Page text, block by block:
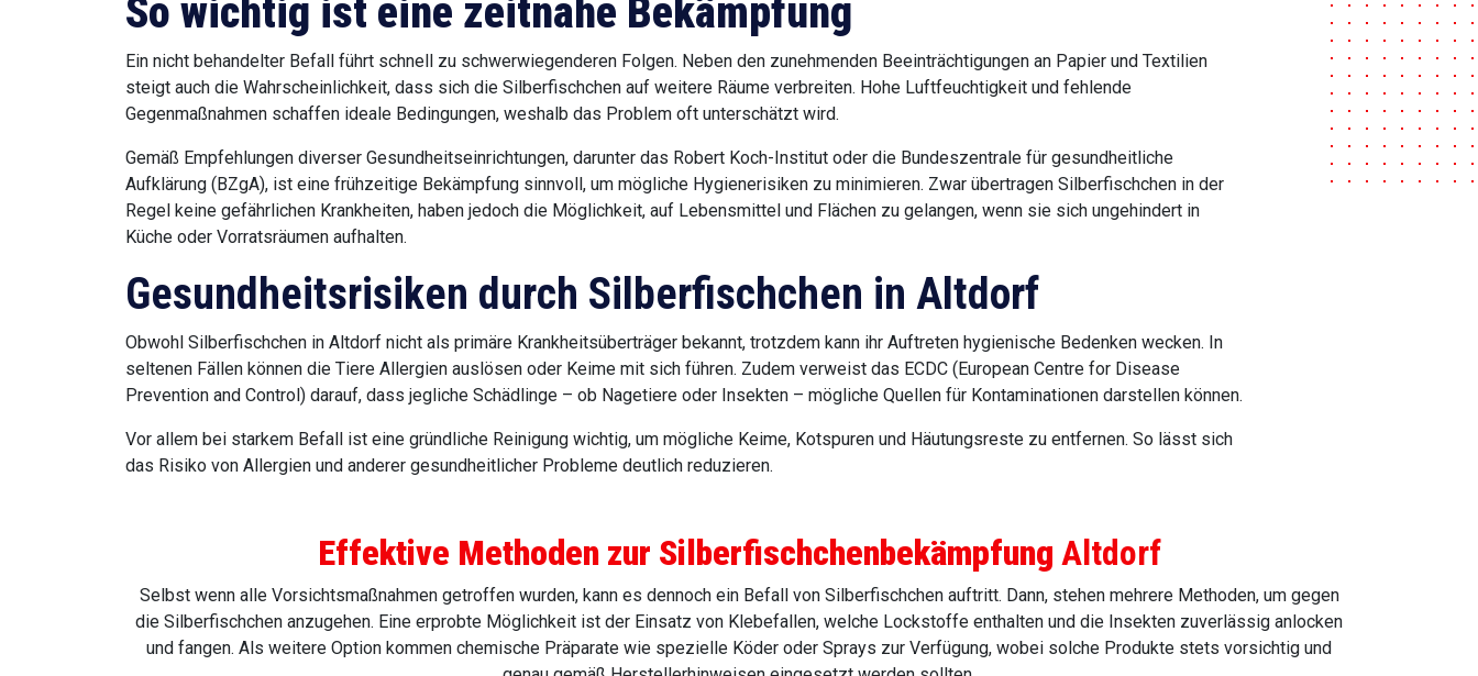
So wichtig ist eine zeitnahe Bekämpfung
Ein nicht behandelter Befall führt schnell zu schwerwiegenderen Folgen. Neben den zunehmenden Beeinträchtigungen an Papier und Textilien
steigt auch die Wahrscheinlichkeit, dass sich die Silberfischchen auf weitere Räume verbreiten. Hohe Luftfeuchtigkeit und fehlende
Gegenmaßnahmen schaffen ideale Bedingungen, weshalb das Problem oft unterschätzt wird.
Gemäß Empfehlungen diverser Gesundheitseinrichtungen, darunter das Robert Koch-Institut oder die Bundeszentrale für gesundheitliche
Aufklärung (BZgA), ist eine frühzeitige Bekämpfung sinnvoll, um mögliche Hygienerisiken zu minimieren. Zwar übertragen Silberfischchen in der
Regel keine gefährlichen Krankheiten, haben jedoch die Möglichkeit, auf Lebensmittel und Flächen zu gelangen, wenn sie sich ungehindert in
Küche oder Vorratsräumen aufhalten.
Gesundheitsrisiken durch Silberfischchen in Altdorf
Obwohl Silberfischchen in Altdorf nicht als primäre Krankheitsüberträger bekannt, trotzdem kann ihr Auftreten hygienische Bedenken wecken. In
seltenen Fällen können die Tiere Allergien auslösen oder Keime mit sich führen. Zudem verweist das ECDC (European Centre for Disease
Prevention and Control) darauf, dass jegliche Schädlinge – ob Nagetiere oder Insekten – mögliche Quellen für Kontaminationen darstellen können.
Vor allem bei starkem Befall ist eine gründliche Reinigung wichtig, um mögliche Keime, Kotspuren und Häutungsreste zu entfernen. So lässt sich
das Risiko von Allergien und anderer gesundheitlicher Probleme deutlich reduzieren.
Effektive Methoden zur Silberfischchenbekämpfung Altdorf
Selbst wenn alle Vorsichtsmaßnahmen getroffen wurden, kann es dennoch ein Befall von Silberfischchen auftritt. Dann, stehen mehrere Methoden, um gegen
die Silberfischchen anzugehen. Eine erprobte Möglichkeit ist der Einsatz von Klebefallen, welche Lockstoffe enthalten und die Insekten zuverlässig anlocken
und fangen. Als weitere Option kommen chemische Präparate wie spezielle Köder oder Sprays zur Verfügung, wobei solche Produkte stets vorsichtig und